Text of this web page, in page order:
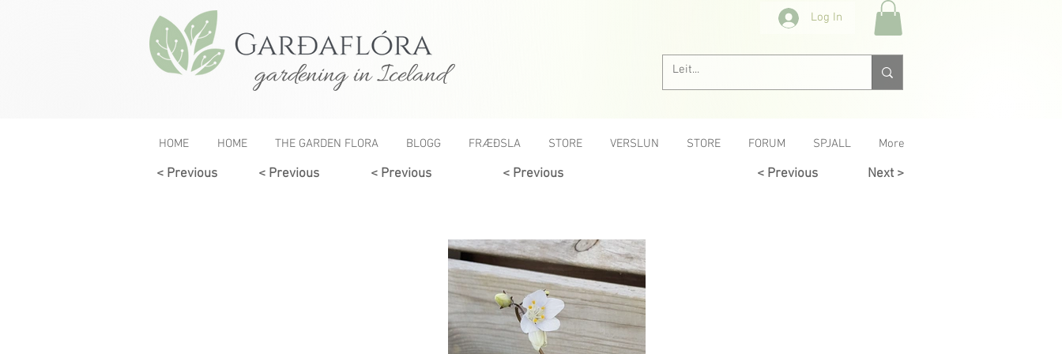
gardening in Iceland
Log In
HOME HOME THE GARDEN FLORA BLOGG FRÆÐSLA STORE VERSLUN STORE FORUM SPJALL More
< Previous Next >
< Previous < Previous < Previous < Previous